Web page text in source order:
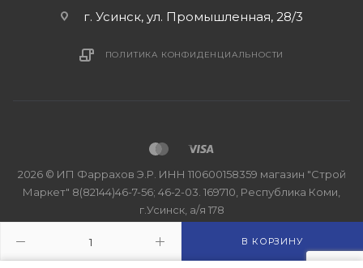
В КОРЗИНУ
г. Усинск, ул. Промышленная, 28/3
ПОЛИТИКА КОНФИДЕНЦИАЛЬНОСТИ
2026 © ИП Фаррахов Э.Р. ИНН 110600158359 магазин "Строй
Маркет" 8(82144)46-7-56; 46-2-03. 169710, Республика Коми,
г.Усинск, а/я 178